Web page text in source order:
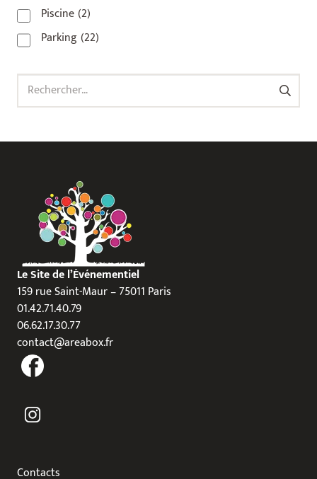
Piscine(2)
Parking(22)
Rechercher :
Le Site de l’Événementiel
159 rue Saint-Maur – 75011 Paris
01.42.71.40.79
06.62.17.30.77
contact@areabox.fr
Contacts